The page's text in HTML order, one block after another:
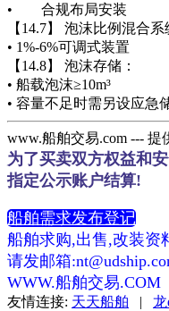
• 合规布局安装
【14.7】 泡沫比例混合系
• 1%-6%可调式装置
【14.8】 泡沫存储：
• 船载泡沫≥10m³
• 容量不足时需另设应急
www.船舶交易.com --- 提
为了买卖双方权益和
指定公示账户结算!
船舶需求发布登记
船舶求购,出售,改装资
请发邮箱
WWW.船舶交易.COM
友情连接: 天天船舶 | 龙